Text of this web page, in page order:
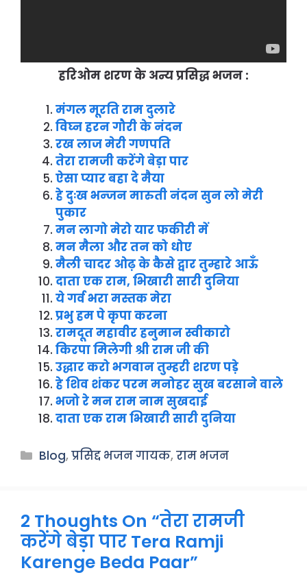
हरिओम शरण के अन्य प्रसिद्ध भजन :
मंगल मूरति राम दुलारे
विघ्न हरन गौरी के नंदन
रख लाज मेरी गणपति
तेरा रामजी करेंगे बेड़ा पार
ऐसा प्यार बहा दे मैया
हे दुःख भन्जन मारुती नंदन सुन लो मेरी
पुकार
मन लागो मेरो यार फकीरी में
मन मैला और तन को धोए
मैली चादर ओढ़ के कैसे द्वार तुम्हारे आऊँ
दाता एक राम, भिखारी सारी दुनिया
ये गर्व भरा मस्तक मेरा
प्रभु हम पे कृपा करना
रामदूत महावीर हनुमान स्वीकारो
किरपा मिलेगी श्री राम जी की
उद्धार करो भगवान तुम्हरी शरण पड़े
हे शिव शंकर परम मनोहर सुख बरसाने वाले
भजो रे मन राम नाम सुखदाई
दाता एक राम भिखारी सारी दुनिया
Categories
Blog,प्रसिद्द भजन गायक,राम भजन
2 Thoughts On “तेरा रामजी
करेंगे बेड़ा पार Tera Ramji
Karenge Beda Paar”